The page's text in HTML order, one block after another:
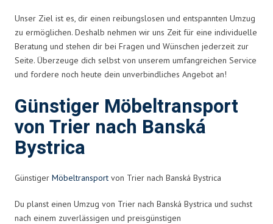
Unser Ziel ist es, dir einen reibungslosen und entspannten Umzug
zu ermöglichen. Deshalb nehmen wir uns Zeit für eine individuelle
Beratung und stehen dir bei Fragen und Wünschen jederzeit zur
Seite. Überzeuge dich selbst von unserem umfangreichen Service
und fordere noch heute dein unverbindliches Angebot an!
Günstiger Möbeltransport
von Trier nach Banská
Bystrica
Günstiger Möbeltransport von Trier nach Banská Bystrica
Du planst einen Umzug von Trier nach Banská Bystrica und suchst
nach einem zuverlässigen und preisgünstigen